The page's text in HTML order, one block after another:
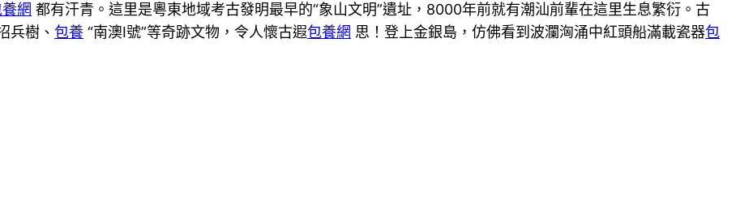
網 都有汗青。這里是粵東地域考古發明最早的“象山文明”遺址，8000年前就有潮汕前輩在這里生息繁衍。古
兵樹、 包養 “南澳Ⅰ號”等奇跡文物，令人懷古遐包養網 思！登上金銀島，仿佛看到波瀾洶涌中紅頭船滿載瓷器包